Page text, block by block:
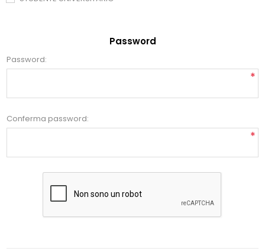
Password
Password:
*
Conferma password:
*